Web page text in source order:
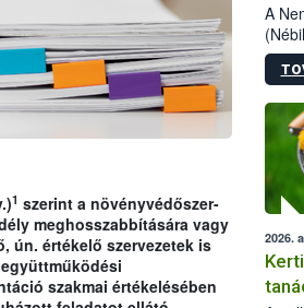
1 szerint a növényvédőszer-
meghosszabbítására vagy
ún. értékelő szervezetek is
szakmai értékelésében
A
Az
2026.